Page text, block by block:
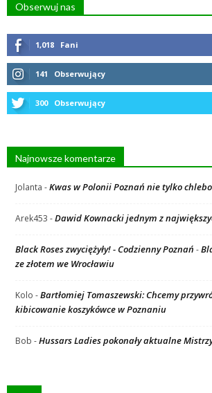
Obserwuj nas
1,018 Fani
141 Obserwujący
300 Obserwujący
Najnowsze komentarze
Jolanta -Kwas w Polonii Poznań nie tylko
Arek453 -Dawid Kownacki jednym z
Black Roses zwyciężyły! - Codzienny Poznań -
ze złotem we Wrocławiu
Kolo -Bartłomiej Tomaszewski: Chcemy
kibicowanie koszykówce w Poznaniu
Bob -Hussars Ladies pokonały aktualne